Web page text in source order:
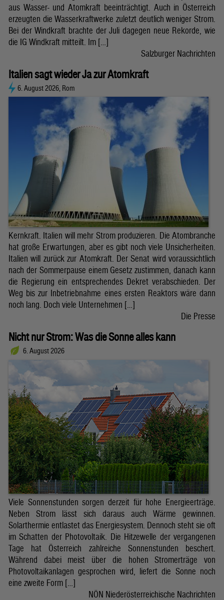
aus Wasser- und Atomkraft beeinträchtigt. Auch in Österreich
erzeugten die Wasserkraftwerke zuletzt deutlich weniger Strom.
Bei der Windkraft brachte der Juli dagegen neue Rekorde, wie
die IG Windkraft mitteilt. Im […]
Salzburger Nachrichten
Italien sagt wieder Ja zur Atomkraft
6. August 2026, Rom
Kernkraft. Italien will mehr Strom produzieren. Die Atombranche
hat große Erwartungen, aber es gibt noch viele Unsicherheiten.
Italien will zurück zur Atomkraft. Der Senat wird voraussichtlich
nach der Sommerpause einem Gesetz zustimmen, danach kann
die Regierung ein entsprechendes Dekret verabschieden. Der
Weg bis zur Inbetriebnahme eines ersten Reaktors wäre dann
noch lang. Doch viele Unternehmen […]
Die Presse
Nicht nur Strom: Was die Sonne alles kann
6. August 2026
Viele Sonnenstunden sorgen derzeit für hohe Energieerträge.
Neben Strom lässt sich daraus auch Wärme gewinnen.
Solarthermie entlastet das Energiesystem. Dennoch steht sie oft
im Schatten der Photovoltaik. Die Hitzewelle der vergangenen
Tage hat Österreich zahlreiche Sonnenstunden beschert.
Während dabei meist über die hohen Stromerträge von
Photovoltaikanlagen gesprochen wird, liefert die Sonne noch
eine zweite Form […]
NÖN Niederösterreichische Nachrichten